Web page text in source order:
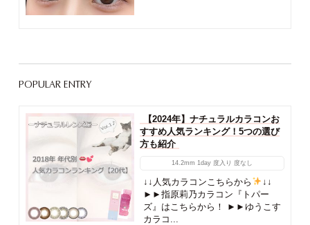
POPULAR ENTRY
【2024年】ナチュラルカラコンお
すすめ人気ランキング！5つの選び
方も紹介
14.2mm 1day 度入り 度なし
↓↓人気カラコンこちらから
↓↓
►►指原莉乃カラコン『トパー
ズ』はこちらから！ ►►ゆうこす
カラコ...